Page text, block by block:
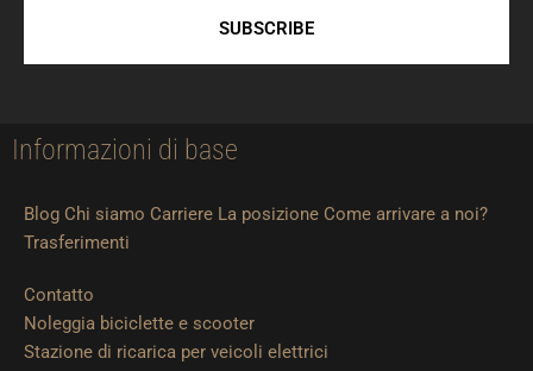
SUBSCRIBE
Informazioni di base
Blog Chi siamo Carriere La posizione Come arrivare a noi?
Trasferimenti
Contatto
Noleggia biciclette e scooter
Stazione di ricarica per veicoli elettrici